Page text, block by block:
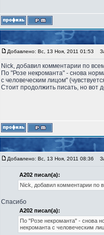
Добавлено: Вс, 13 Ноя, 2011 01:53
Nick, добавил комментарии по
По "Розе некроманта" - снова
с человеческим лицом"
Стоит продолжить писать, но вот
Добавлено: Вс, 13 Ноя, 2011 08:36
А202 писал(а):
Nick, добавил комментарии
Спасибо
А202 писал(а):
По "Розе некроманта" - снова
некроманта с человеческим